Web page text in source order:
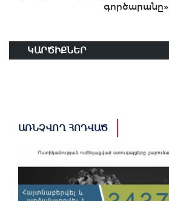
գործարանը»
ԿԱՐԾԻՔՆԵՐ
ԱՌՆՉՎՈՂ ՀՈԴՎԱԾ